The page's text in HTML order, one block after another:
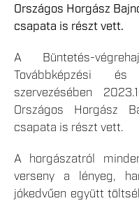
Országos Horgász
csapata is részt vett.
A Büntetés-
Továbbképzési és
szervezésében
Országos Horgász
csapata is részt vett.
A horgászatról
verseny a lényeg,
jókedvűen együtt